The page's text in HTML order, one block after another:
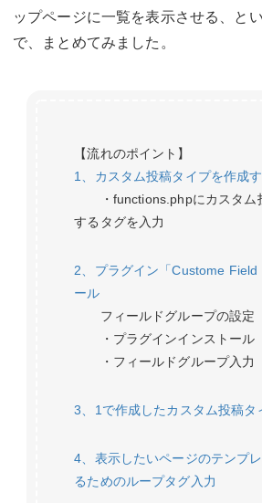
ップページに一覧を表示させる、と
で、まとめてみました。
【流れのポイント】
1、カスタム投稿タイプを作成
・functions.phpにカスタム
するタグを入力
2、プラグイン「Custome Field
ール
フィールドグループの設定
・プラグインインストール
・フィールドグループ入力
3、1で作成したカスタム投稿タ
4、表示したいページのテンプ
るためのループタグ入力